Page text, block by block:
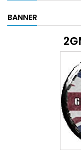
BANNER